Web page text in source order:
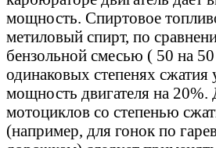
мощность. Спиртовое
метиловый спирт, по
бензольной смесью ( 50 на
одинаковых степенях сжатия
мощность двигателя на 20%.
мотоциклов со степенью
(например, для гонок по